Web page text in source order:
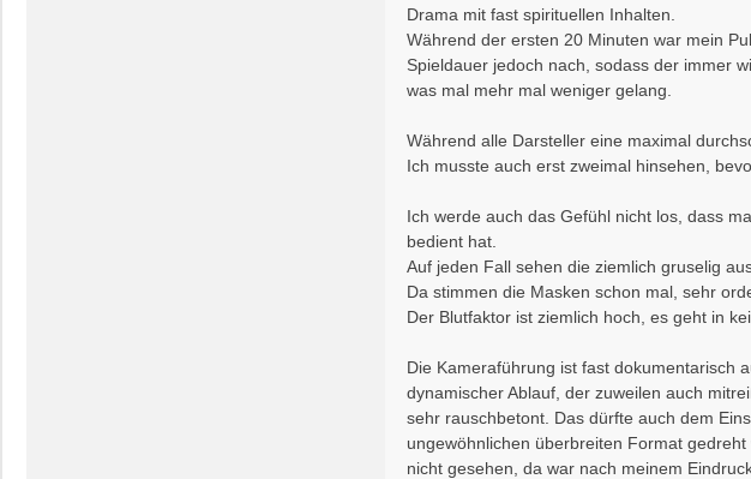
Drama mit fast spirituellen Inhalten.
Während der ersten 20 Minuten war mein
Spieldauer jedoch nach, sodass der immer
was mal mehr mal weniger gelang.
Während alle Darsteller eine maximal
Ich musste auch erst zweimal hinsehen,
Ich werde auch das Gefühl nicht los, dass
bedient hat.
Auf jeden Fall sehen die ziemlich gruselig
Da stimmen die Masken schon mal, sehr
Der Blutfaktor ist ziemlich hoch, es geht in
Die Kameraführung ist fast dokumentarisch
dynamischer Ablauf, der zuweilen auch
sehr rauschbetont. Das dürfte auch dem
ungewöhnlichen überbreiten Format
nicht gesehen, da war nach meinem